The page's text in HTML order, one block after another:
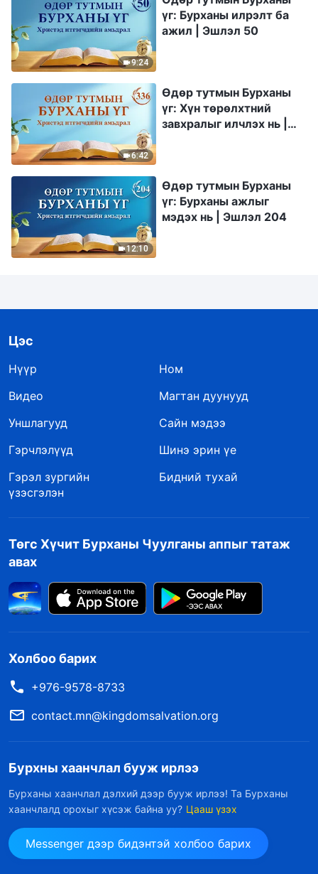
9:24
үг: Бурханы илрэлт ба
ажил | Эшлэл 50
6:42
Өдөр тутмын Бурханы
үг: Хүн төрөлхтний
завхралыг илчлэх нь |
12:10
Өдөр тутмын Бурханы
үг: Бурханы ажлыг
мэдэх нь | Эшлэл 204
Цэс
Нүүр
Ном
Видео
Магтан дуунууд
Уншлагууд
Сайн мэдээ
Гэрчлэлүүд
Шинэ эрин үе
Гэрэл зургийн
үзэсгэлэн
Бидний тухай
Төгс Хүчит Бурханы Чуулганы аппыг татаж
авах
Холбоо барих
+976-9578-8733
contact.mn@kingdomsalvation.org
Бурхны хаанчлал бууж ирлээ
Бурханы хаанчлал дэлхий дээр бууж ирлээ! Та Бурханы
хаанчлалд орохыг хүсэж байна уу? Цааш үзэх
Messenger дээр бидэнтэй холбоо барих